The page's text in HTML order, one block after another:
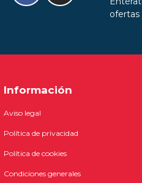
ofertas
Información
Aviso legal
Política de privacidad
Política de cookies
Condiciones generales